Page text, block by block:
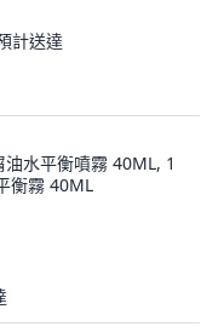
計送達
水平衡噴霧 40ML, 1
衡霧 40ML